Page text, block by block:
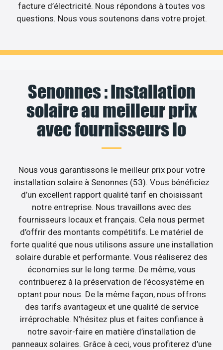
facture d’électricité. Nous répondons à toutes vos
questions. Nous vous soutenons dans votre projet.
Senonnes : Installation
solaire au meilleur prix
avec fournisseurs lo
Nous vous garantissons le meilleur prix pour votre
installation solaire à Senonnes (53). Vous bénéficiez
d’un excellent rapport qualité tarif en choisissant
notre entreprise. Nous travaillons avec des
fournisseurs locaux et français. Cela nous permet
d’offrir des montants compétitifs. Le matériel de
forte qualité que nous utilisons assure une installation
solaire durable et performante. Vous réaliserez des
économies sur le long terme. De même, vous
contribuerez à la préservation de l’écosystème en
optant pour nous. De la même façon, nous offrons
des tarifs avantageux et une qualité de service
irréprochable. N’hésitez plus et faites confiance à
notre savoir-faire en matière d’installation de
panneaux solaires. Grâce à ceci, vous profiterez d’une